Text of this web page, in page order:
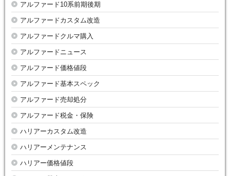
アルファード10系前期後期
アルファードカスタム改造
アルファードクルマ購入
アルファードニュース
アルファード価格値段
アルファード基本スペック
アルファード売却処分
アルファード税金・保険
ハリアーカスタム改造
ハリアーメンテナンス
ハリアー価格値段